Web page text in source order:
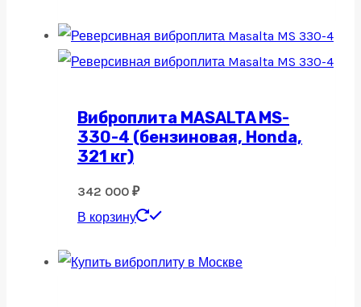
Виброплита MASALTA MS-
330-4 (бензиновая, Honda,
321 кг)
342 000 ₽
В корзину